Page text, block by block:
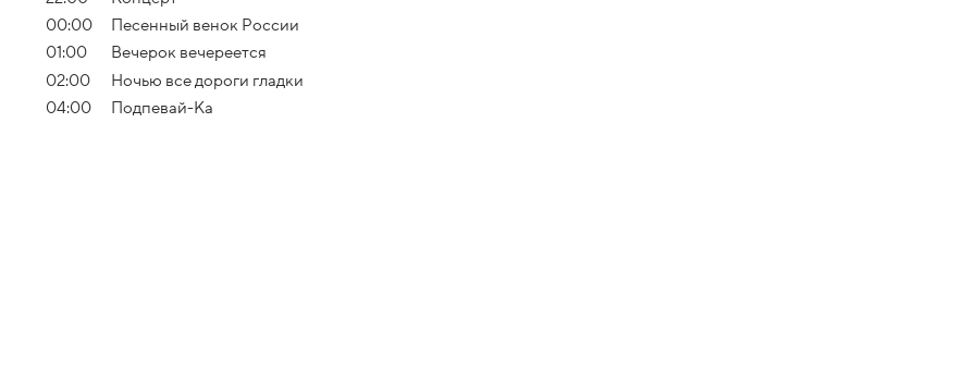
00:00
Песенный венок России
01:00
Вечерок вечереется
02:00
Ночью все дороги гладки
04:00
Подпевай-Ка